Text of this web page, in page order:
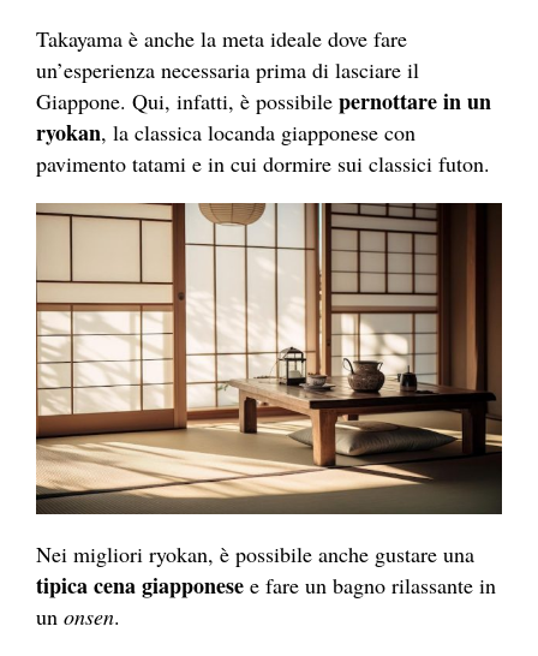
Takayama è anche la meta ideale dove fare
un’esperienza necessaria prima di lasciare il
Giappone. Qui, infatti, è possibile pernottare in un
ryokan, la classica locanda giapponese con
pavimento tatami e in cui dormire sui classici futon.
Nei migliori ryokan, è possibile anche gustare una
tipica cena giapponese e fare un bagno rilassante in
un onsen.